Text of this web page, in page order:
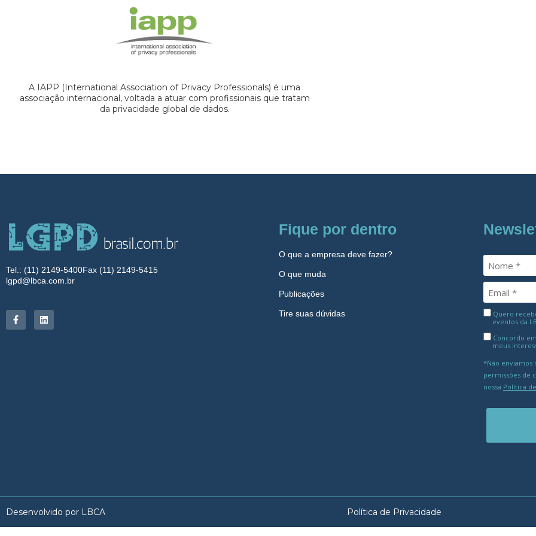
A IAPP (International Association of Privacy Professionals) é uma
associação internacional, voltada a atuar com profissionais que tratam
da privacidade global de dados.
Tel.: (11) 2149-5400Fax (11) 2149-5415
lgpd@lbca.com.br
Fique por dentro
O que a empresa deve fazer?
O que muda
Publicações
Tire suas dúvidas
Quero
eventos da
Concordo
meus
*Não enviamos
permissões de
nossa Política
Desenvolvido por LBCA Política de Privacidade